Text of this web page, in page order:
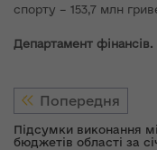
спорту – 153,7 млн
Департамент фінансів.
Попередня
Підсумки виконання
бюджетів області за